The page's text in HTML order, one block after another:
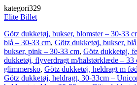
kategori329
Elite Billet
Götz dukketøj, bukser, blomster – 30-33
blå – 30-33 cm, Götz dukketøj, bukser,
bukser, pink – 30-33 cm, Götz dukketøj,
dukketøj, flyverdragt m/halstørklæde – 33
glimmersko, Götz dukketøj, heldragt m
Götz dukketøj, heldragt, 30-33cm –